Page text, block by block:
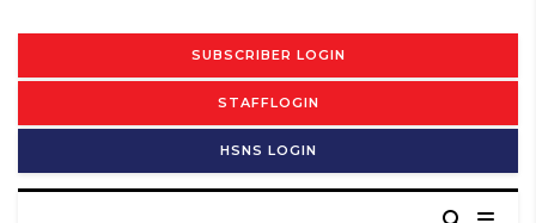
SUBSCRIBER LOGIN
STAFFLOGIN
HSNS LOGIN